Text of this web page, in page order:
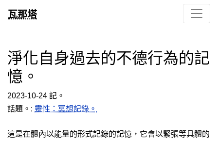
瓦那塔
淨化自身過去的不德行為的記
憶。
2023-10-24 記。
話題。: 靈性：冥想記錄。
這是在體內以能量的形式記錄的記憶，它會以緊張等具體的